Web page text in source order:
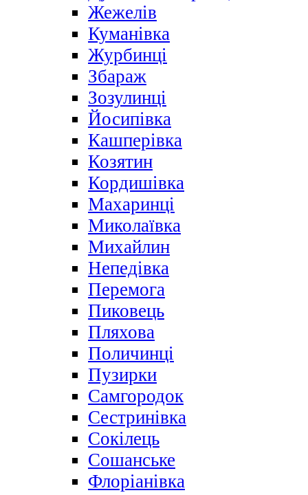
Жежелів
Куманівка
Журбинці
Збараж
Зозулинці
Йосипівка
Кашперівка
Козятин
Кордишівка
Махаринці
Миколаївка
Михайлин
Непедівка
Перемога
Пиковець
Пляхова
Поличинці
Пузирки
Самгородок
Сестринівка
Сокілець
Сошанське
Флоріанівка